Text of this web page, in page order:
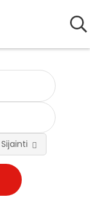
Sijainti